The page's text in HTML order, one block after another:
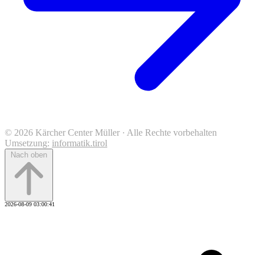
© 2026 Kärcher Center Müller · Alle Rechte vorbehalten
Umsetzung: informatik.tirol
Nach oben
2026-08-09 03:00:41